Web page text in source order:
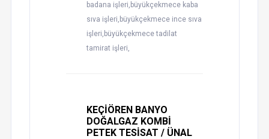
badana işleri,büyükçekmece kaba
sıva işleri,büyükçekmece ince sıva
işleri,büyükçekmece tadilat
tamirat işleri,
KEÇİÖREN BANYO
DOĞALGAZ KOMBİ
PETEK TESİSAT / ÜNAL